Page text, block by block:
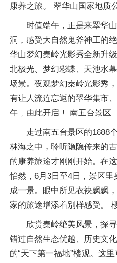
康养之旅。 翠华山国家地质
时值端午，正是来翠华
洞，感受大自然鬼斧神工的
华山梦幻秦岭光影秀全新升
北极光、梦幻彩蝶、天池水
场景。夜观梦幻秦岭光影秀
有让人流连忘返的翠华集市
午，由此开启！ 南五台景区
走过南五台景区的1888
林海之中，聆听隐隐传来的
的康养旅途才刚刚开始。在
怡然，6月3日至4日，景区里
成一景。眼中所见衣袂飘飘
家的旅途增添着别样感受。
欣赏秦岭绝美风景，探
错过自然生态优越、历史文
的“天下第一福地”楼观。这